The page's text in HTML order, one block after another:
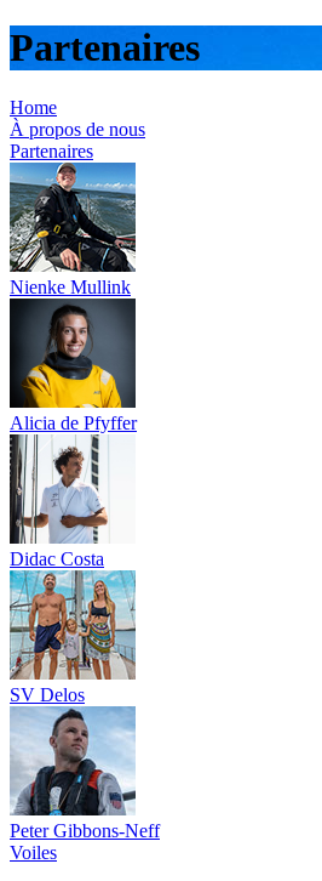
Partenaires
Home
À propos de nous
Partenaires
Nienke Mullink
Alicia de Pfyffer
Didac Costa
SV Delos
Peter Gibbons-Neff
Voiles